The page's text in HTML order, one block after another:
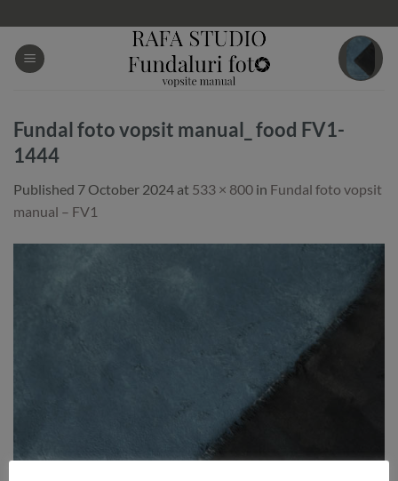
to
content
Fundal foto vopsit manual_ food FV1-
1444
Published 7 October 2024 at 533 × 800 in Fundal foto vopsit
manual – FV1